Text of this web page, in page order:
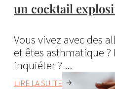
un cocktail
Vous vivez avec des
et êtes asthmatique ?
inquiéter ? ...
LIRE LA SUITE